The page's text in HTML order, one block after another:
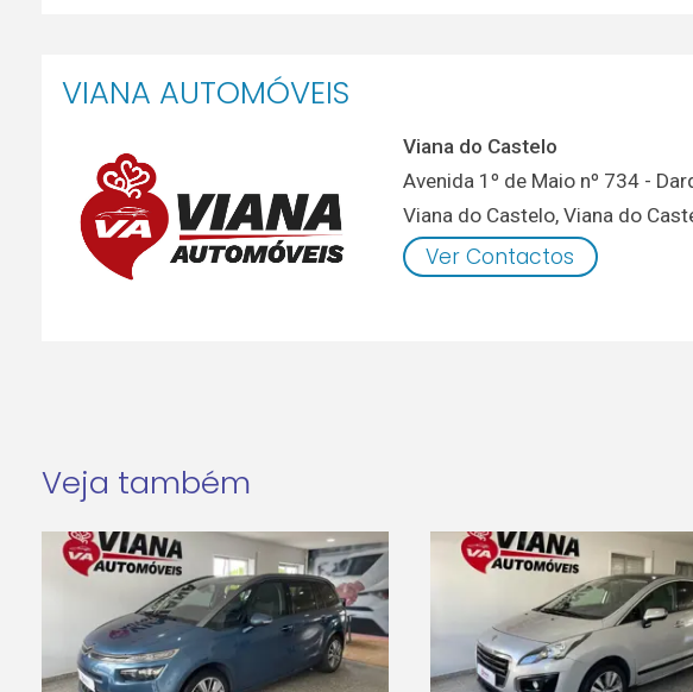
VIANA AUTOMÓVEIS
Viana do Castelo
Avenida 1º de Maio nº 734 -
Viana do Castelo,Viana do
Ver Contactos
Veja também